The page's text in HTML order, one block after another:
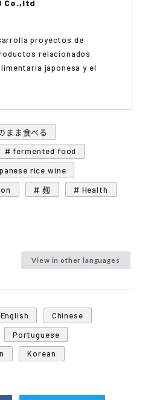
Co.,ltd
proyectos de
relacionados
japonesa y el
まま食べる
# fermented food
rice wine
# 麹
# Health
View in other languages
English
Chinese
Portuguese
Korean